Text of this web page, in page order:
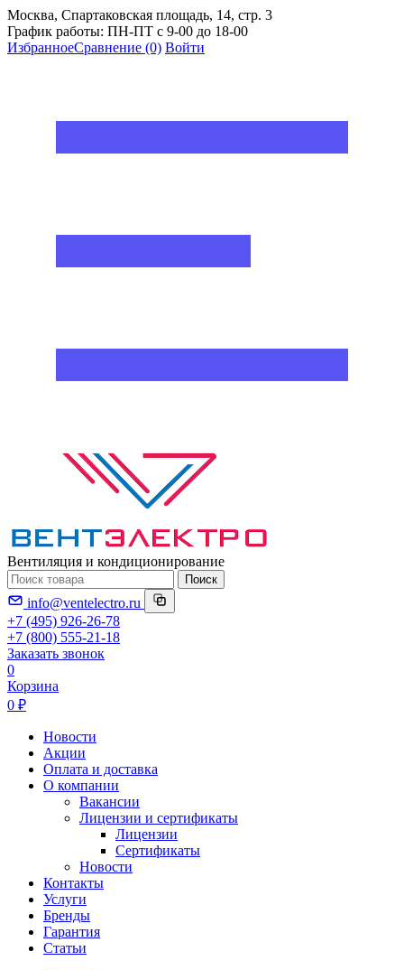
Москва, Спартаковская площадь, 14, стр. 3
График работы: ПН-ПТ с 9-00 до 18-00
ИзбранноеСравнение (0) Войти
Вентиляция и кондиционирование
Поиск
info@ventelectro.ru
+7 (495) 926-26-78
+7 (800) 555-21-18
Заказать звонок
0
Корзина
0 ₽
Новости
Акции
Оплата и доставка
О компании
Вакансии
Лицензии и сертификаты
Лицензии
Сертификаты
Новости
Контакты
Услуги
Бренды
Гарантия
Статьи